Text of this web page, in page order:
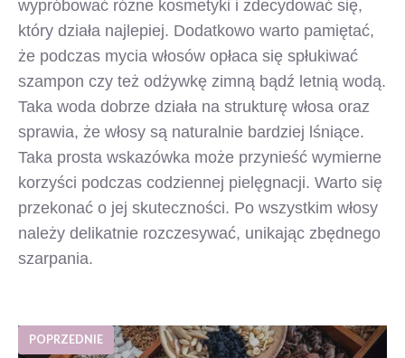
wypróbować różne kosmetyki i zdecydować się,
który działa najlepiej. Dodatkowo warto pamiętać,
że podczas mycia włosów opłaca się spłukiwać
szampon czy też odżywkę zimną bądź letnią wodą.
Taka woda dobrze działa na strukturę włosa oraz
sprawia, że włosy są naturalnie bardziej lśniące.
Taka prosta wskazówka może przynieść wymierne
korzyści podczas codziennej pielęgnacji. Warto się
przekonać o jej skuteczności. Po wszystkim włosy
należy delikatnie rozczesywać, unikając zbędnego
szarpania.
POPRZEDNIE